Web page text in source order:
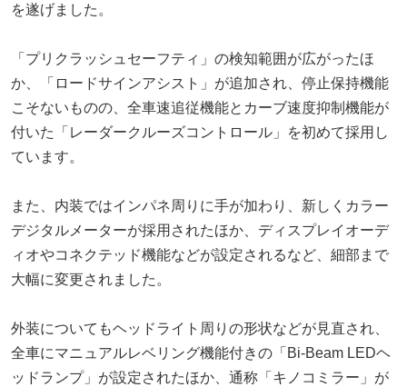
を遂げました。
「プリクラッシュセーフティ」の検知範囲が広がったほ
か、「ロードサインアシスト」が追加され、停止保持機能
こそないものの、全車速追従機能とカーブ速度抑制機能が
付いた「レーダークルーズコントロール」を初めて採用し
ています。
また、内装ではインパネ周りに手が加わり、新しくカラー
デジタルメーターが採用されたほか、ディスプレイオーデ
ィオやコネクテッド機能などが設定されるなど、細部まで
大幅に変更されました。
外装についてもヘッドライト周りの形状などが見直され、
全車にマニュアルレベリング機能付きの「Bi-Beam LEDヘ
ッドランプ」が設定されたほか、通称「キノコミラー」が